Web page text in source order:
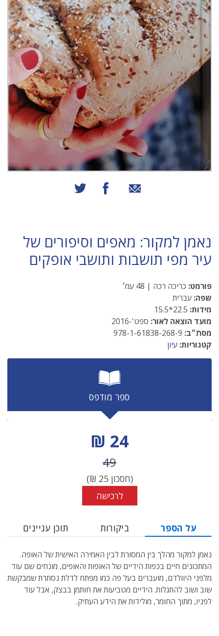
שיתוף באמצעות אימייל
שיתוף בפייסבוק
נאמן למקור: מאפים וסיפורים של
עיר מפי תושבות ותושבי אופקים
פורמט: כריכה רכה | 48 עמ׳
שפה: עברית
מידות:
מועד הוצאה לאור: ספט'-2016
מסתֿ״ב:
קטגוריות: עיון
ספר מודפס
מחיר הנחה
24 ₪
מחיר לפני הנחה
49
(חסכון25
₪)
לרכישה
על הספר ביקורות תוכן עניינים
נאמן למקור מהלך בין המסורת לבין האמירה האישית של האופה.
המתכונים חיים בכפות הידיים של האופות והאופים, מונחים שם עוד
מלפני היוולדם, מועברים בעל פה כמו מפתח לדלת נסתרת שמבקשת
שוב ושוב להתגלות. הידיים מטביעות את חותמן בבצק, אבל עוד
לפניו, מתוך החומר, מולידות את הידע העתיק.